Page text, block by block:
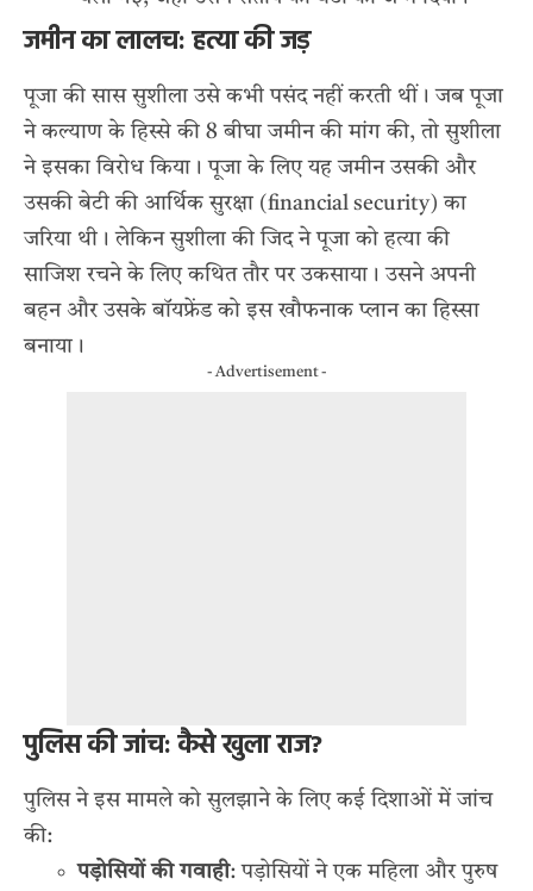
जमीन का लालच: हत्या की जड़
पूजा की सास सुशीला उसे कभी पसंद नहीं करती थीं। जब पूजा
ने कल्याण के हिस्से की 8 बीघा जमीन की मांग की, तो सुशीला
ने इसका विरोध किया। पूजा के लिए यह जमीन उसकी और
उसकी बेटी की आर्थिक सुरक्षा (financial security) का
जरिया थी। लेकिन सुशीला की जिद ने पूजा को हत्या की
साजिश रचने के लिए कथित तौर पर उकसाया। उसने अपनी
बहन और उसके बॉयफ्रेंड को इस खौफनाक प्लान का हिस्सा
बनाया।
- Advertisement -
पुलिस की जांच: कैसे खुला राज?
पुलिस ने इस मामले को सुलझाने के लिए कई दिशाओं में जांच
की:
पड़ोसियों की गवाही: पड़ोसियों ने एक महिला और पुरुष